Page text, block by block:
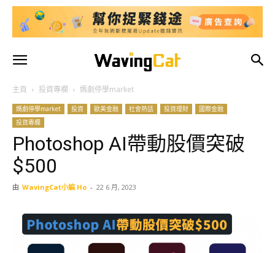
主頁 投資專欄 媽劇停學market
媽劇停學market 投資 歐美金融 社會熱話 投資理財
國際金融
投資專欄
Photoshop AI帶動股價突破
$500
由 WavingCat小編 Ho - 22 6 月, 2023